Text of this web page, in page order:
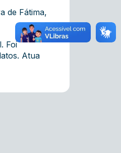
de Fátima,
Foi
Atua